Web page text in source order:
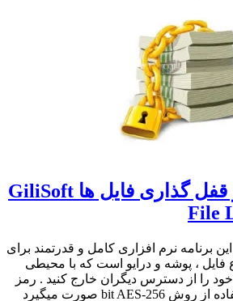
دانلود نرم افزار قفل گذاری فایل ها GiliSoft
File
GiliSoft File Lock Pro این برنامه نرم افزاری کامل و قدرتمند برای
فایل ، پوشه و درایو است که با محیطی
خود را از دسترس دیگران خارج کنید . رمز
گذاری این برنامه با استفاده از روش 256-bit AES صورت میگیرد